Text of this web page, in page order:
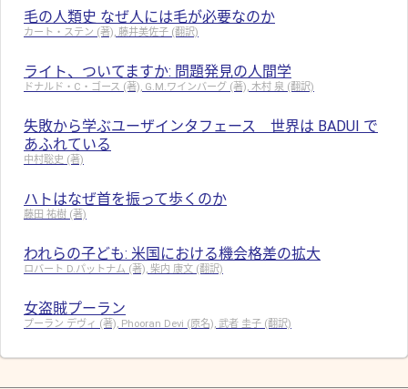
毛の人類史 なぜ人には毛が必要なのか
カート・ステン (著), 藤井美佐子 (翻訳)
ライト、ついてますか: 問題発見の人間学
ドナルド・C・ゴース (著), G.M.ワインバーグ (著), 木村 泉 (翻訳)
失敗から学ぶユーザインタフェース 世界は BADUI で
あふれている
中村聡史 (著)
ハトはなぜ首を振って歩くのか
藤田 祐樹 (著)
われらの子ども: 米国における機会格差の拡大
ロバート D.パットナム (著), 柴内 康文 (翻訳)
女盗賊プーラン
プーラン デヴィ (著), Phooran Devi (原名), 武者 圭子 (翻訳)